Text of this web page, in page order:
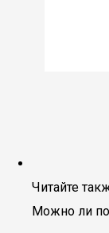
Читайте
Можно ли